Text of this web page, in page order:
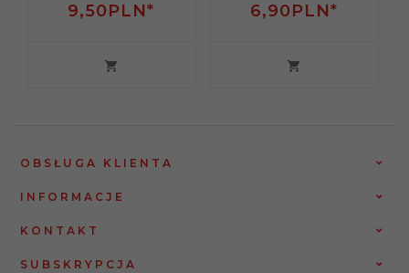
9,50PLN* 6,90PLN*
OBSŁUGA KLIENTA
INFORMACJE
KONTAKT
SUBSKRYPCJA